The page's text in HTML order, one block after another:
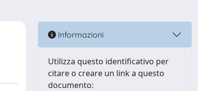
Informazioni
Utilizza questo identificativo per
citare o creare un link a questo
documento: